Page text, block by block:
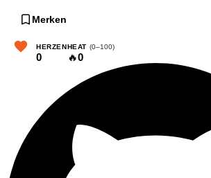
Merken
HERZEN
0
HEAT (0–100)
🔥0